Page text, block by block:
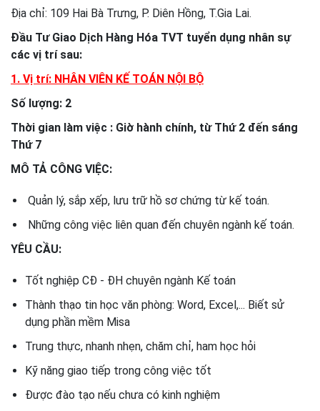
Địa chỉ: 109 Hai Bà Trưng, P. Diên Hồng, T.Gia Lai.
Đầu Tư Giao Dịch Hàng Hóa TVT tuyển dụng nhân sự
các vị trí sau:
1. Vị trí: NHÂN VIÊN KẾ TOÁN NỘI BỘ
Số lượng: 2
Thời gian làm việc : Giờ hành chính, từ Thứ 2 đến sáng
Thứ 7
MÔ TẢ CÔNG VIỆC:
Quản lý, sắp xếp, lưu trữ hồ sơ chứng từ kế toán.
Những công việc liên quan đến chuyên ngành kế toán.
YÊU CẦU:
Tốt nghiệp CĐ - ĐH chuyên ngành Kế toán
Thành thạo tin học văn phòng: Word, Excel,... Biết sử
dụng phần mềm Misa
Trung thực, nhanh nhẹn, chăm chỉ, ham học hỏi
Kỹ năng giao tiếp trong công việc tốt
Được đào tạo nếu chưa có kinh nghiệm